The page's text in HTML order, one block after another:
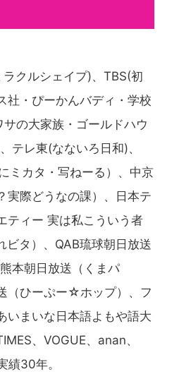
クルシェイプ)、TBS(初
社・ぴーかんバディ・学校
の大家族・ゴールドハウ
テレ東(なないろ日和)、
ミカタ・写ねーる）、中京
実際どうなの課）、日本テ
ティー 実は私こういう者
ビタ）、QAB琉球朝日放送
本朝日放送（くまパ
（ひーぷー☆ホップ）、フ
いまいな日本語よもや語大
、VOGUE、anan、
績30年。